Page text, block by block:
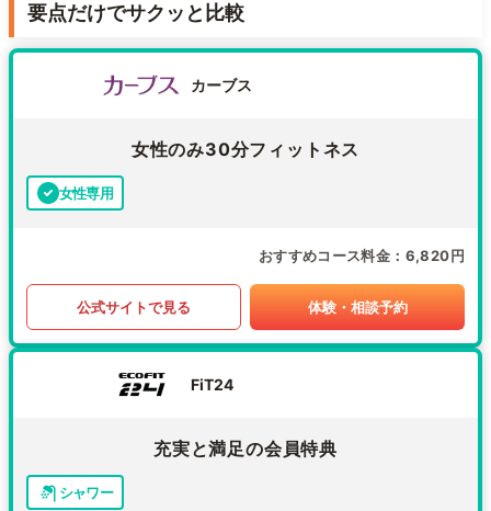
要点だけでサクッと比較
カーブス
女性のみ30分フィットネス
女性専用
おすすめコース料金 6,820円
公式サイトで見る 体験・相談予約
FiT24
充実と満足の会員特典
シャワー